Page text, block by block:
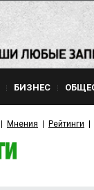
БИЗНЕС
Мнения Рейтинги